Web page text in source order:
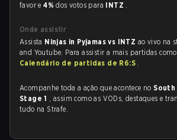
favor e4%dos votos para INTZ .
Onde assistir
Assista Ninjas in Pyjamas vs INTZ ao vivo na
and Youtube. Para assistir a mais partidas
Calendário de partidas de R6:S .
Acompanhe toda a ação que acontece noSouth
Stage 1 , assim como as VODs, destaques e
tudo na Strafe.